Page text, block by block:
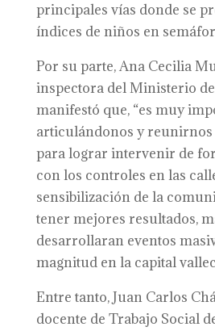
principales vías donde se
índices de niños en
Por su parte, Ana Cecilia
inspectora del Ministerio
manifestó que, “es muy
articulándonos y
para lograr intervenir de
con los controles en las
sensibilización de la
tener mejores resultados,
desarrollaran eventos
magnitud en la capital
Entre tanto, Juan Carlos
docente de Trabajo Social